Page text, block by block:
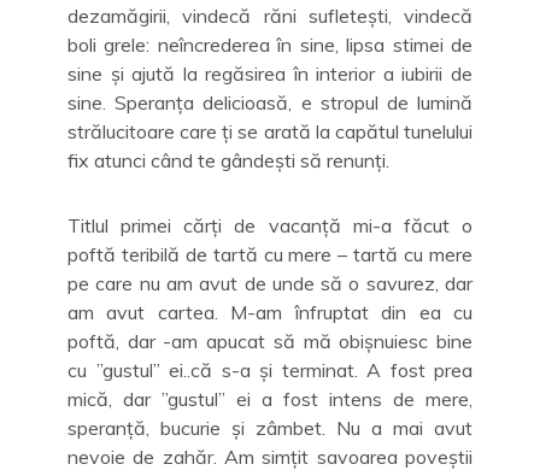
dezamăgirii, vindecă răni sufletești, vindecă
boli grele: neîncrederea în sine, lipsa stimei de
sine și ajută la regăsirea în interior a iubirii de
sine. Speranța delicioasă, e stropul de lumină
strălucitoare care ți se arată la capătul tunelului
fix atunci când te gândești să renunți.
Titlul primei cărți de vacanță mi-a făcut o
poftă teribilă de tartă cu mere – tartă cu mere
pe care nu am avut de unde să o savurez, dar
am avut cartea. M-am înfruptat din ea cu
poftă, dar -am apucat să mă obișnuiesc bine
cu ”gustul” ei..că s-a și terminat. A fost prea
mică, dar ”gustul” ei a fost intens de mere,
speranță, bucurie și zâmbet. Nu a mai avut
nevoie de zahăr. Am simțit savoarea poveștii